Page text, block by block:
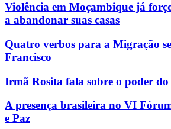
Violência em Moçambique já
a abandonar suas casas
Quatro verbos para a Migração
Francisco
Irmã Rosita fala sobre o poder
A presença brasileira no VI
e Paz